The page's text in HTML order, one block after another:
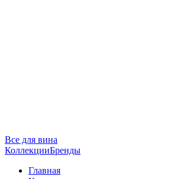
Все для вина
КоллекцииБренды
Главная